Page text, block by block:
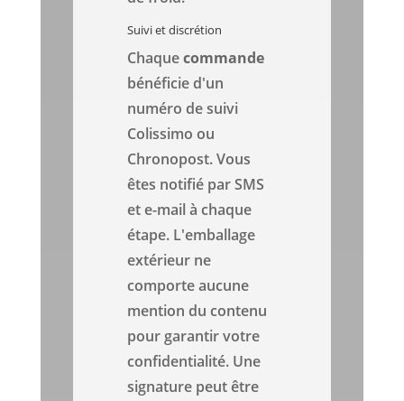
Suivi et discrétion
Chaquecommande
bénéficie d'un
numéro de suivi
Colissimo ou
Chronopost. Vous
êtes notifié par SMS
et e-mail à chaque
étape. L'emballage
extérieur ne
comporte aucune
mention du contenu
pour garantir votre
confidentialité. Une
signature peut être